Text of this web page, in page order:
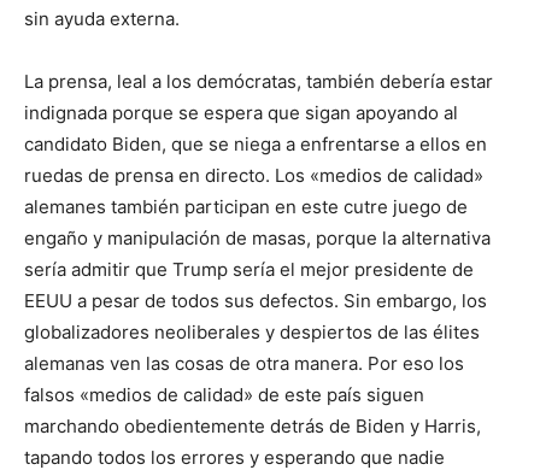
sin ayuda externa.
La prensa, leal a los demócratas, también debería estar
indignada porque se espera que sigan apoyando al
candidato Biden, que se niega a enfrentarse a ellos en
ruedas de prensa en directo. Los «medios de calidad»
alemanes también participan en este cutre juego de
engaño y manipulación de masas, porque la alternativa
sería admitir que Trump sería el mejor presidente de
EEUU a pesar de todos sus defectos. Sin embargo, los
globalizadores neoliberales y despiertos de las élites
alemanas ven las cosas de otra manera. Por eso los
falsos «medios de calidad» de este país siguen
marchando obedientemente detrás de Biden y Harris,
tapando todos los errores y esperando que nadie